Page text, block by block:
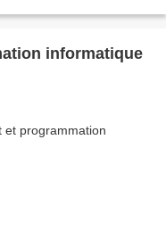
informatique